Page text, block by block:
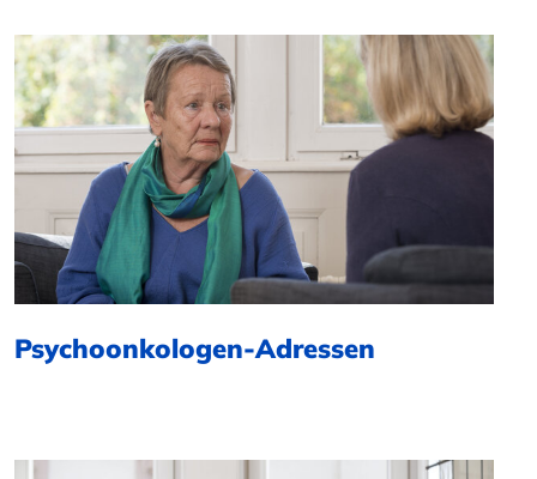
Psychoonkologen-Adressen